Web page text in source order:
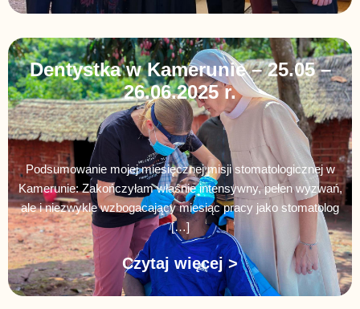
Dentystka w Kamerunie – 25.05 –
26.06.2025 r.
Podsumowanie mojej miesięcznej misji stomatologicznej w
Kamerunie: Zakończyłam właśnie intensywny, pełen wyzwań,
ale i niezwykle wzbogacający miesiąc pracy jako stomatolog
[…]
Czytaj więcej >